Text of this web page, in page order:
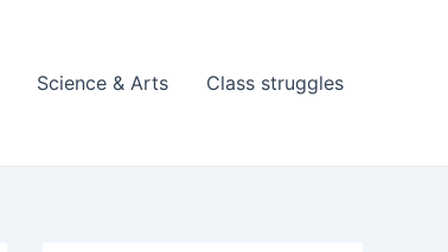
Science & Arts Class struggles